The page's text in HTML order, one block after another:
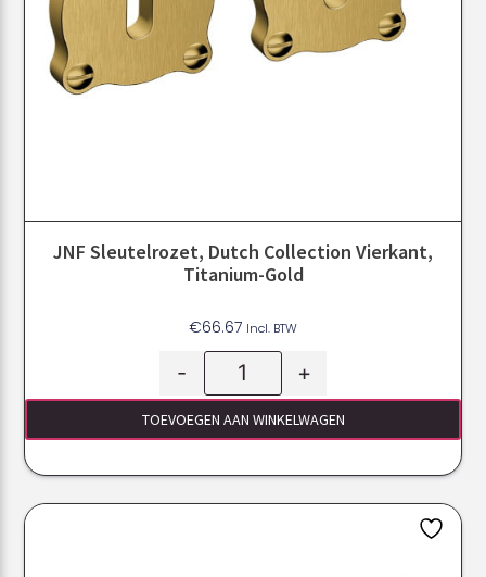
JNF Sleutelrozet, Dutch Collection Vierkant,
Titanium-Gold
€66.67 Incl. BTW
- +
TOEVOEGEN AAN WINKELWAGEN